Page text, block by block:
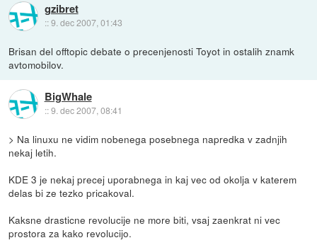
gzibret
::9. dec 2007, 01:43
Brisan del offtopic debate o precenjenosti Toyot in ostalih znamk
avtomobilov.
BigWhale
::9. dec 2007, 08:41
> Na linuxu ne vidim nobenega posebnega napredka v zadnjih
nekaj letih.
KDE 3 je nekaj precej uporabnega in kaj vec od okolja v katerem
delas bi ze tezko pricakoval.
Kaksne drasticne revolucije ne more biti, vsaj zaenkrat ni vec
prostora za kako revolucijo.